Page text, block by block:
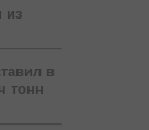
из
в
тонн